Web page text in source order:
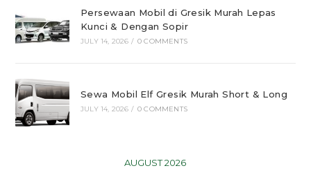
Persewaan Mobil di Gresik Murah Lepas
Kunci & Dengan Sopir
JULY 14, 2026 / 0 COMMENTS
Sewa Mobil Elf Gresik Murah Short & Long
JULY 14, 2026 / 0 COMMENTS
AUGUST 2026